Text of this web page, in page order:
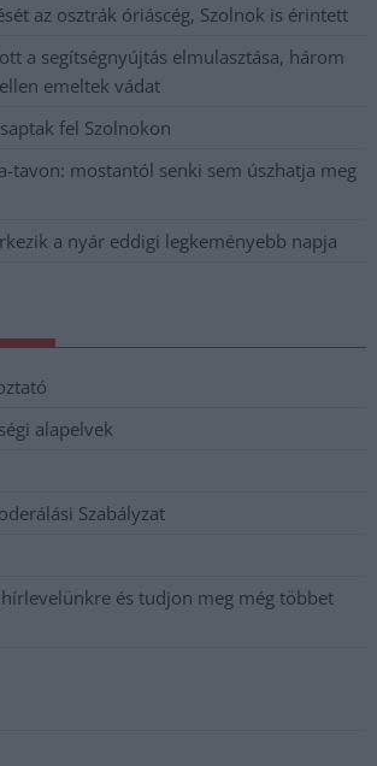
az osztrák óriáscég, Szolnok is érintett
a segítségnyújtás elmulasztása, három
emeltek vádat
fel Szolnokon
tavon: mostantól senki sem úszhatja meg
a nyár eddigi legkeményebb napja
alapelvek
Szabályzat
és tudjon meg még többet